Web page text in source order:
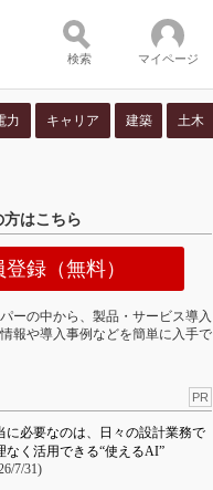
検索 マイページ
力 キャリア 建築 土木
はこちら
録（無料）
ーの中から、製品・サービス導入
報や導入事例などを簡単に入手で
PR
に必要なのは、日々の設計業務で
なく活用できる“使えるAI”
7/31)